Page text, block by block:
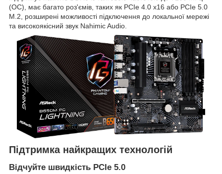
(OC), має багато роз'ємів, таких як PCIe 4.0 x16 або PCIe 5.0
M.2, розширені можливості підключення до локальної мережі
та високоякісний звук Nahimic Audio.
Підтримка найкращих технологій
Відчуйте швидкість PCIe 5.0